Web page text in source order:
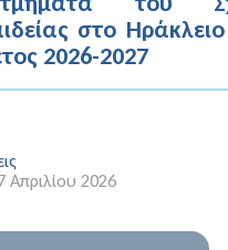
στο
2026-2027
Απριλίου 2026